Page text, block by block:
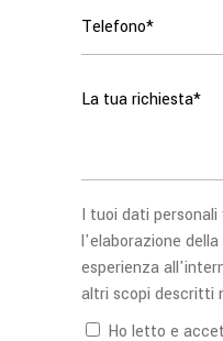
I tuoi dati
l'elaborazione
esperienza
altri scopi descritti
Ho letto e